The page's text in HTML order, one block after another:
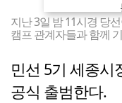
지난 3일 밤 11시경 당
캠프 관계자들과 함께
민선 5기 세종시
공식 출범한다.